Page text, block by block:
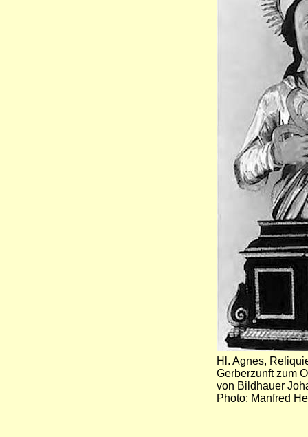
Hl. Agnes,
Gerberzunft zum
von Bildhauer
Photo: Manfred